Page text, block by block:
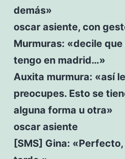
demás»
oscar asiente, con
Murmuras: «decile
tengo en madrid…»
Auxita murmura: «así
preocupes. Esto se
alguna forma u otra»
oscar asiente
[SMS] Gina: